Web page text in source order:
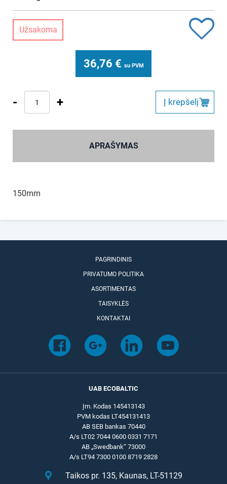
Užsakoma
36,76 € su PVM
- + Į krepšelį
APRAŠYMAS
150mm
PAGRINDINIS
PRIVATUMO POLITIKA
ASORTIMENTAS
TAISYKLĖS
KONTAKTAI
UAB ECOBALTIC
Įm. Kodas 145413143
PVM kodas LT454131413
AB SEB bankas 70440
A/s LT02 7044 0600 0331 7171
AB „Swedbank“ 73000
A/s LT94 7300 0100 8719 2828
Taikos pr. 135, Kaunas, LT-51129